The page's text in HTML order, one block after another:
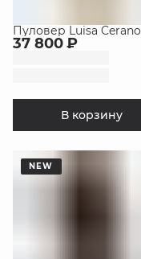
Пуловер Luisa Cerano
37 800 ₽
В корзину
NEW